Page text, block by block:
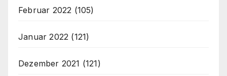
Februar 2022 (105)
Januar 2022 (121)
Dezember 2021 (121)